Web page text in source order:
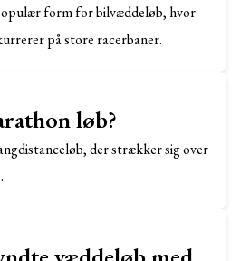
form for bilvæddeløb, hvor
på store racerbaner.
løb?
der strækker sig over